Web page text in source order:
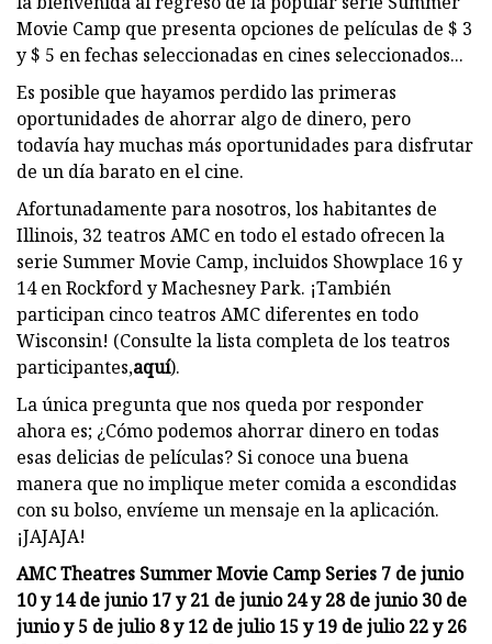
Movie Camp que presenta opciones de películas de $ 3
y $ 5 en fechas seleccionadas en cines seleccionados...
Es posible que hayamos perdido las primeras
oportunidades de ahorrar algo de dinero, pero
todavía hay muchas más oportunidades para disfrutar
de un día barato en el cine.
Afortunadamente para nosotros, los habitantes de
Illinois, 32 teatros AMC en todo el estado ofrecen la
serie Summer Movie Camp, incluidos Showplace 16 y
14 en Rockford y Machesney Park. ¡También
participan cinco teatros AMC diferentes en todo
Wisconsin! (Consulte la lista completa de los teatros
participantes,aquí).
La única pregunta que nos queda por responder
ahora es; ¿Cómo podemos ahorrar dinero en todas
esas delicias de películas? Si conoce una buena
manera que no implique meter comida a escondidas
con su bolso, envíeme un mensaje en la aplicación.
¡JAJAJA!
AMC Theatres Summer Movie Camp Series 7 de junio
10 y 14 de junio 17 y 21 de junio 24 y 28 de junio 30 de
junio y 5 de julio 8 y 12 de julio 15 y 19 de julio 22 y 26